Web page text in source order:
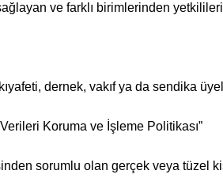
ve farklı birimlerinden
dernek, vakıf ya da sendika
Koruma ve İşleme Politikası”
sorumlu olan gerçek veya tüzel